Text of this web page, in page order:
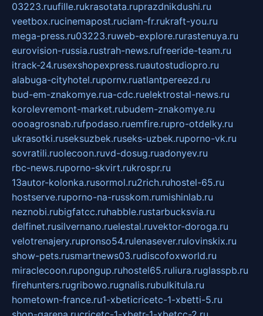
03223.ruufille.rukrasotata.ruprazdnikdushi.ru
veetbox.rucinemapost.ruciam-fr.rukraft-you.ru
mega-press.ru03223.ruweb-explore.rurastenuya.ru
eurovision-russia.rustrah-news.rufreeride-team.ru
itrack-24.rusexshopexpress.ruautostudiopro.ru
alabuga-cityhotel.rupornv.ruatlantpereezd.ru
bud-em-znakomye.rua-cdc.ruelektrostal-news.ru
korolevremont-market.rubudem-znakomye.ru
oooagrosnab.rufpodaso.ruemfire.rupro-otdelky.ru
ukrasotki.ruseksuzbek.ruseks-uzbek.ruporno-vk.ru
sovratili.ruolecoon.ruvd-dosug.ruadonyev.ru
rbc-news.ruporno-skvirt.rukrospr.ru
13autor-kolonka.rusormol.ru2rich.ruhostel-65.ru
hostserve.ruporno-na-russkom.rumishinlab.ru
neznobi.rubigfatcc.ruhabble.rustarbucksvia.ru
delfinet.rusilvernano.ruelestal.ruvektor-doroga.ru
velotrenajery.rupronso54.rulenasever.rulovinskix.ru
show-pets.rusmartnews03.rudiscofoxworld.ru
miraclecoon.rupongup.ruhostel65.ruliura.ruglasspb.ru
firehunters.rugribowo.rugnalis.rubulkitula.ru
hometown-france.ru1-xbeticricetc-1-xbetti-5.ru